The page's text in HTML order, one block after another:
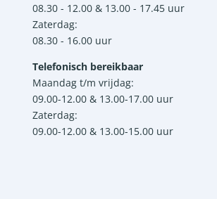
08.30 - 12.00 & 13.00 - 17.45 uur
Zaterdag:
08.30 - 16.00 uur
Telefonisch bereikbaar
Maandag t/m vrijdag:
09.00-12.00 & 13.00-17.00 uur
Zaterdag:
09.00-12.00 & 13.00-15.00 uur